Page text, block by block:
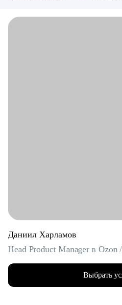
Даниил Харламов
Head Product Manager в
Выбрать